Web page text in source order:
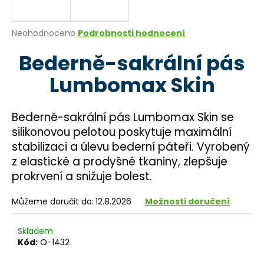
Průměrné
produktu
hvězdiček.
Neohodnoceno Podrobnosti hodnocení
Bederně-sakrální pás
Lumbomax Skin
Bederně-sakrální pás Lumbomax Skin se
silikonovou pelotou poskytuje maximální
stabilizaci a úlevu bederní páteři. Vyrobený
z elastické a prodyšné tkaniny, zlepšuje
prokrvení a snižuje bolest.
Můžeme doručit do: 12.8.2026 Možnosti doručení
Skladem
Kód: O-1432
j
HLEDAT
D
o
p
o